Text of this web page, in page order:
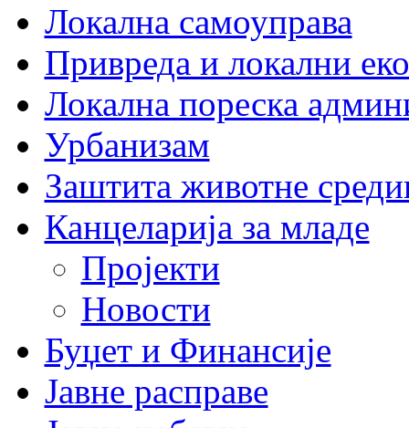
Локална самоуправа
Привреда и локални
Локална пореска
Урбанизам
Заштита животне
Канцеларија за младе
Пројекти
Новости
Буџет и Финансије
Јавне расправе